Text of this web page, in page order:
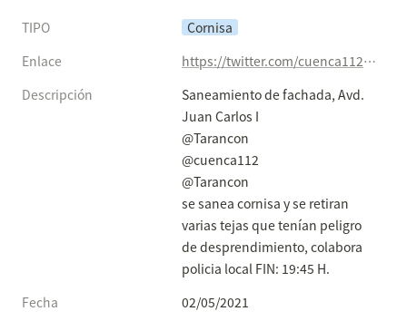
TIPO
Cornisa
Enlace
https://twitter.com/cuenca112/status/1388914619889160193
Descripción
Saneamiento de fachada, Avd.
Juan Carlos I
@Tarancon
@cuenca112
@Tarancon
se sanea cornisa y se retiran
varias tejas que tenían peligro
de desprendimiento, colabora
policia local FIN: 19:45 H.
Fecha
02/05/2021